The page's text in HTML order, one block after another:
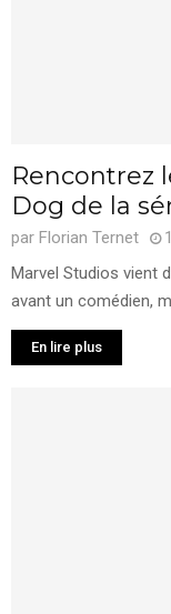
Rencontrez
Dog de la
par Florian Ternet
Marvel Studios vient
avant un comédien,
En lire plus